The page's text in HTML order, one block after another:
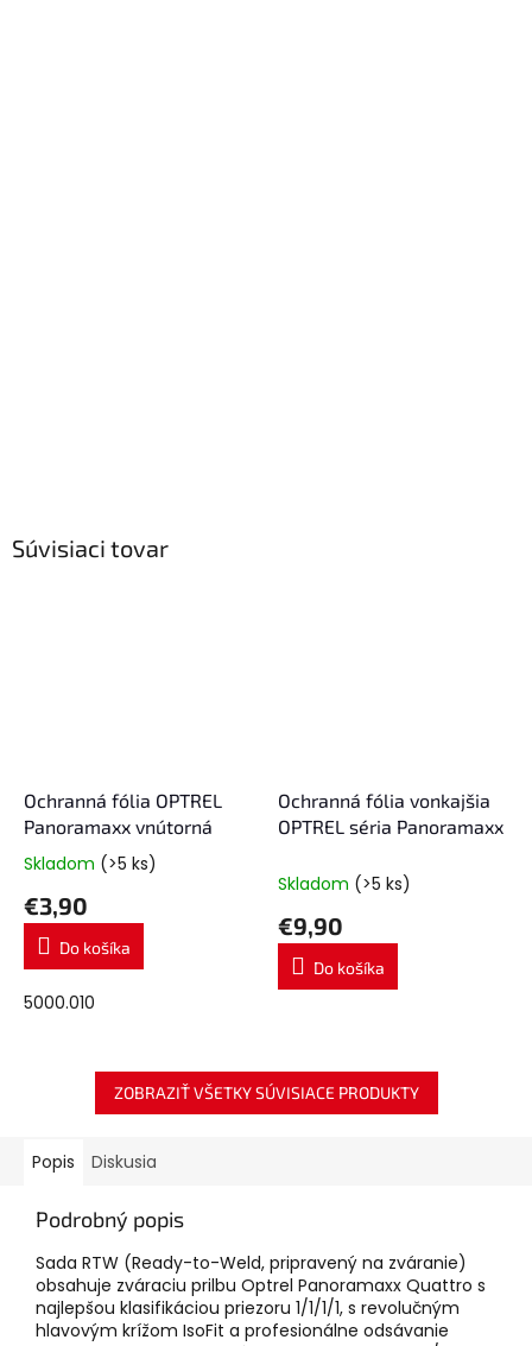
Súvisiaci tovar
Ochranná fólia OPTREL
Panoramaxx vnútorná
Priemerné
produktu
5,0
5
Skladom (>5 ks)
€3,90
Do košíka
5000.010
Ochranná fólia vonkajšia
OPTREL séria Panoramaxx
Skladom (>5 ks)
€9,90
Do košíka
ZOBRAZIŤ VŠETKY SÚVISIACE PRODUKTY
Popis Diskusia
Podrobný popis
Sada RTW (Ready-to-Weld, pripravený na zváranie)
obsahuje zváraciu prilbu Optrel Panoramaxx Quattro s
najlepšou klasifikáciou priezoru 1/1/1/1, s revolučným
hlavovým krížom IsoFit a profesionálne odsávanie